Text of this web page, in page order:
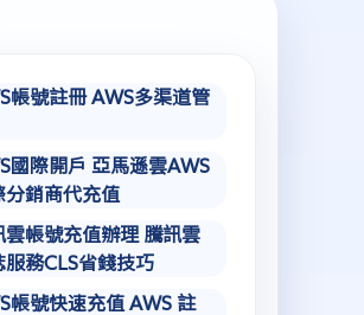
帳號註冊 AWS多渠道管
國際開戶 亞馬遜雲AWS
分銷商代充值
雲帳號充值辦理 騰訊雲
服務CLS省錢技巧
帳號快速充值 AWS 註